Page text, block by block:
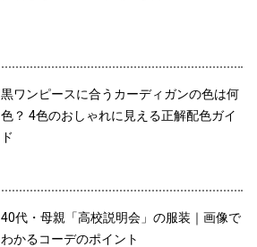
黒ワンピースに合うカーディガンの色は何
色？ 4色のおしゃれに見える正解配色ガイ
ド
40代・母親「高校説明会」の服装｜画像で
わかるコーデのポイント